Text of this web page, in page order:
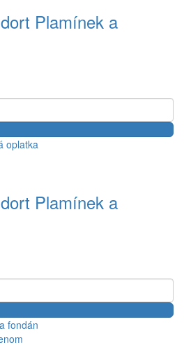
Plamínek a
oplatka
Plamínek a
fondán